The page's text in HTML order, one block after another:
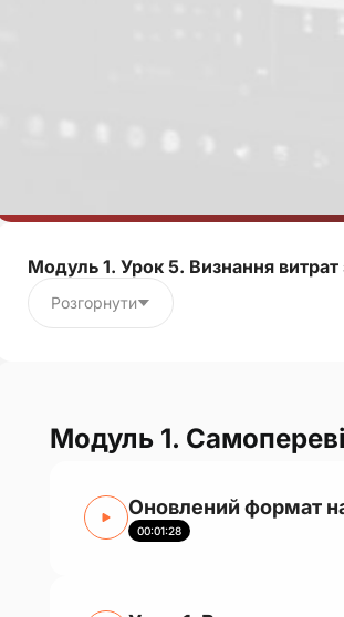
Модуль 1. Урок 5. Визнання
Розгорнути
Модуль 1.
Оновлений формат
00:01:28